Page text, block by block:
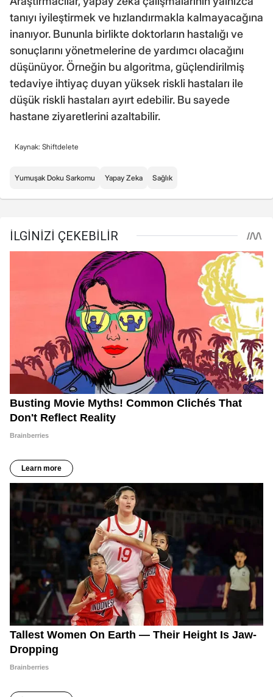
tanıyı iyileştirmek ve hızlandırmakla kalmayacağına
inanıyor. Bununla birlikte doktorların hastalığı ve
sonuçlarını yönetmelerine de yardımcı olacağını
düşünüyor. Örneğin bu algoritma, güçlendirilmiş
tedaviye ihtiyaç duyan yüksek riskli hastaları ile
düşük riskli hastaları ayırt edebilir. Bu sayede
hastane ziyaretlerini azaltabilir.
Kaynak: Shiftdelete
Yumuşak Doku Sarkomu Yapay Zeka Sağlık